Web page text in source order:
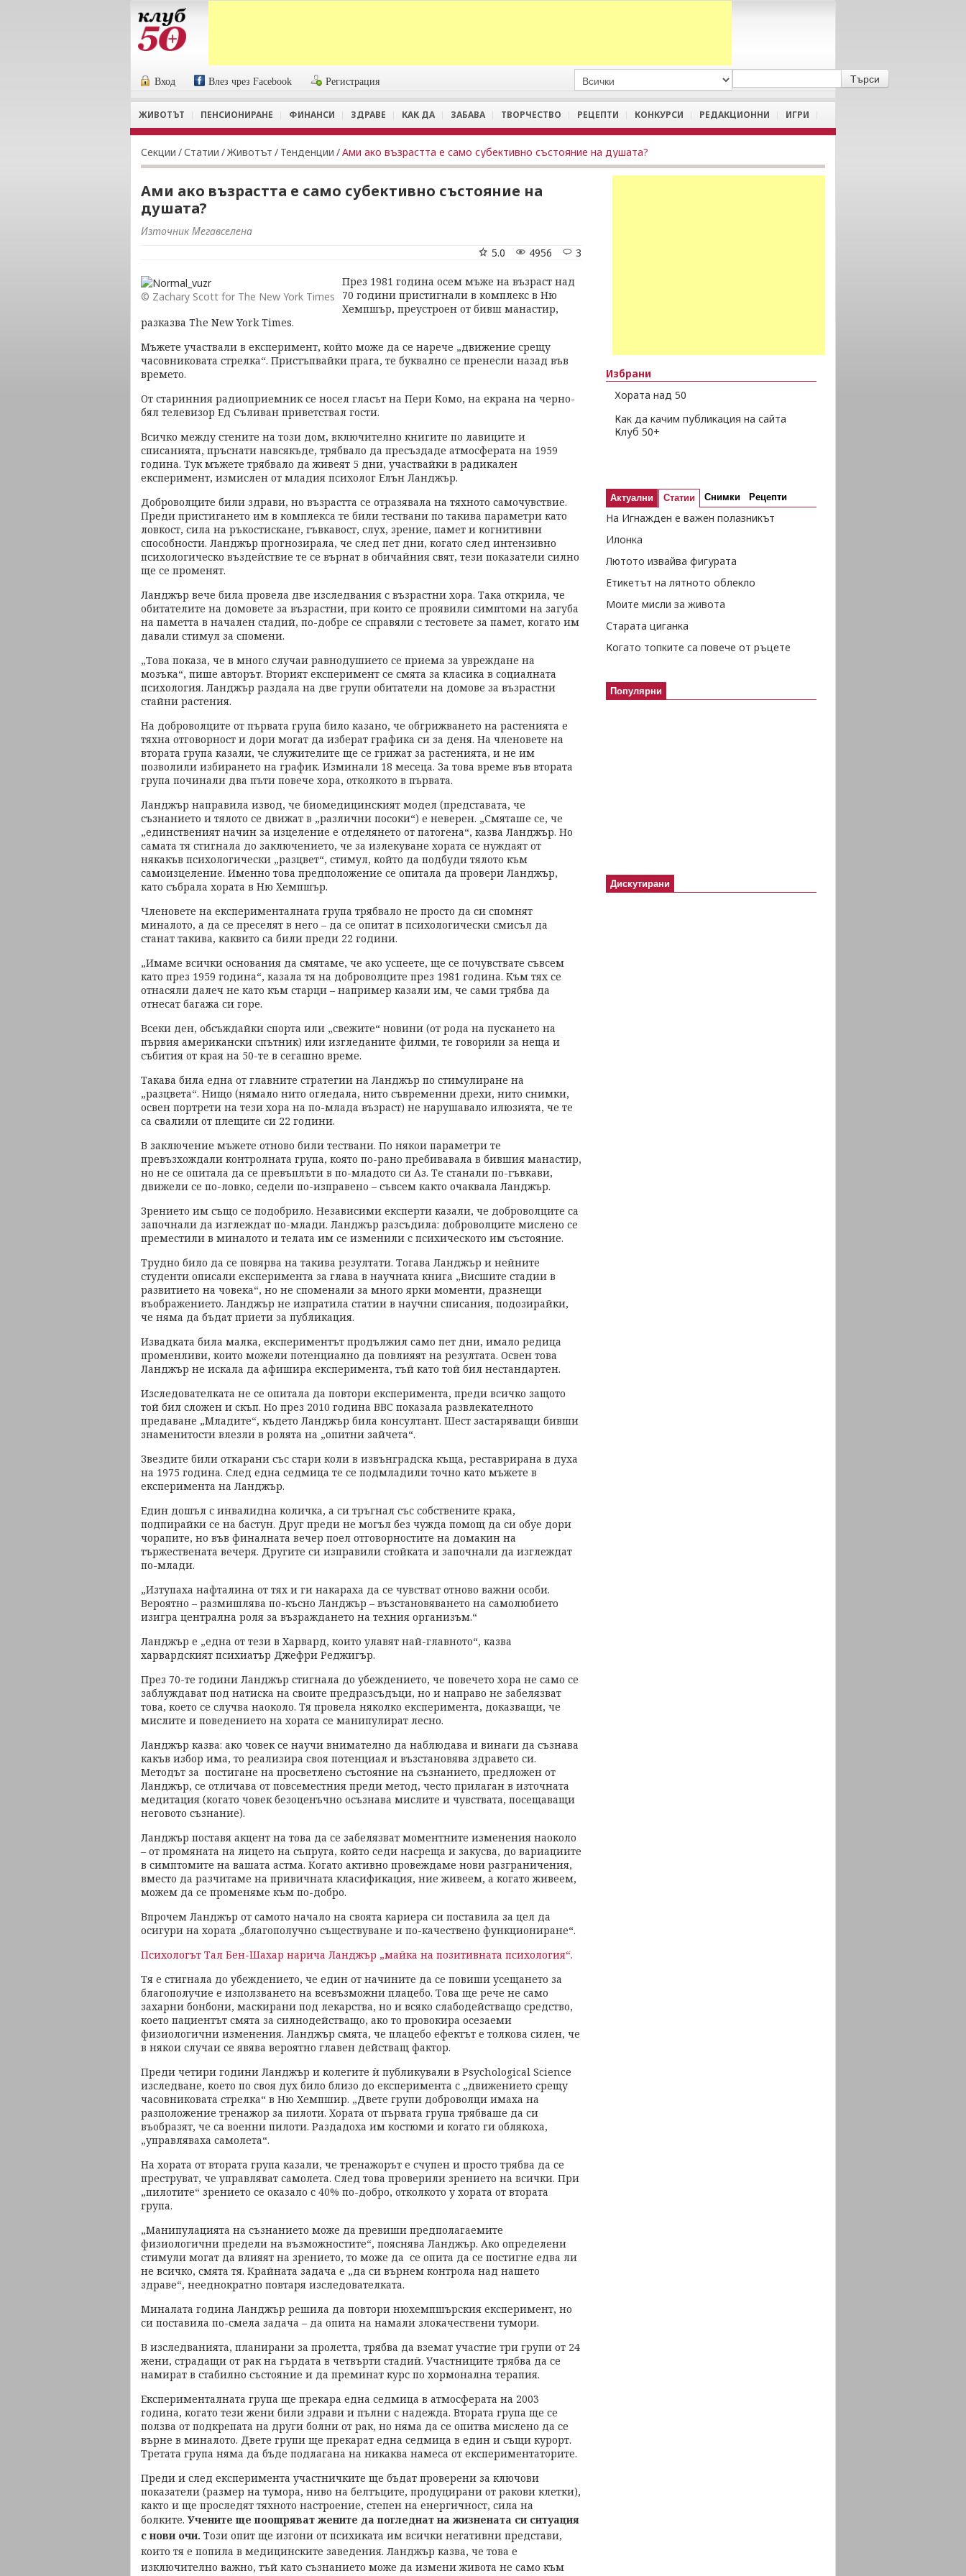
Вход Влез чрез Facebook Регистрация
ЖИВОТЪТ ПЕНСИОНИРАНЕ ФИНАНСИ ЗДРАВЕ КАК ДА ЗАБАВА ТВОРЧЕСТВО РЕЦЕПТИ КОНКУРСИ РЕДАКЦИОННИ ИГРИ
Секции /Статии /Животът / Тенденции /Ами ако възрастта е само субективно състояние на душата?
Ами ако възрастта е само субективно състояние на
душата?
Източник Мегавселена
3
4956
5.0
© Zachary Scott for The New York Times
През 1981 година осем мъже на възраст над
70 години пристигнали в комплекс в Ню
Хемпшър, преустроен от бивш манастир,
разказва The New York Times.
Мъжете участвали в експеримент, който може да се нарече „движение срещу
часовниковата стрелка“. Пристъпвайки прага, те буквално се пренесли назад във
времето.
От старинния радиоприемник се носел гласът на Пери Комо, на екрана на черно-
бял телевизор Ед Съливан приветствал гости.
Всичко между стените на този дом, включително книгите по лавиците и
списанията, пръснати навсякъде, трябвало да пресъздаде атмосферата на 1959
година. Тук мъжете трябвало да живеят 5 дни, участвайки в радикален
експеримент, измислен от младия психолог Елън Ланджър.
Доброволците били здрави, но възрастта се отразявала на тяхното самочувствие.
Преди пристигането им в комплекса те били тествани по такива параметри като
ловкост, сила на ръкостискане, гъвкавост, слух, зрение, памет и когнитивни
способности. Ланджър прогнозирала, че след пет дни, когато след интензивно
психологическо въздействие те се върнат в обичайния свят, тези показатели силно
ще се променят.
Ланджър вече била провела две изследвания с възрастни хора. Така открила, че
обитателите на домовете за възрастни, при които се проявили симптоми на загуба
на паметта в начален стадий, по-добре се справяли с тестовете за памет, когато им
давали стимул за спомени.
„Това показа, че в много случаи равнодушието се приема за увреждане на
мозъка“, пише авторът. Вторият експеримент се смята за класика в социалната
психология. Ланджър раздала на две групи обитатели на домове за възрастни
стайни растения.
На доброволците от първата група било казано, че обгрижването на растенията е
тяхна отговорност и дори могат да изберат графика си за деня. На членовете на
втората група казали, че служителите ще се грижат за растенията, и не им
позволили избирането на график. Изминали 18 месеца. За това време във втората
група починали два пъти повече хора, отколкото в първата.
Ланджър направила извод, че биомедицинският модел (представата, че
съзнанието и тялото се движат в „различни посоки“) е неверен. „Смяташе се, че
„единственият начин за изцеление е отделянето от патогена“, казва Ланджър. Но
самата тя стигнала до заключението, че за излекуване хората се нуждаят от
някакъв психологически „разцвет“, стимул, който да подбуди тялото към
самоизцеление. Именно това предположение се опитала да провери Ланджър,
като събрала хората в Ню Хемпшър.
Членовете на експерименталната група трябвало не просто да си спомнят
миналото, а да се преселят в него – да се опитат в психологически смисъл да
станат такива, каквито са били преди 22 години.
„Имаме всички основания да смятаме, че ако успеете, ще се почувствате съвсем
като през 1959 година“, казала тя на доброволците през 1981 година. Към тях се
отнасяли далеч не като към старци – например казали им, че сами трябва да
отнесат багажа си горе.
Всеки ден, обсъждайки спорта или „свежите“ новини (от рода на пускането на
първия американски спътник) или изгледаните филми, те говорили за неща и
събития от края на 50-те в сегашно време.
Такава била една от главните стратегии на Ланджър по стимулиране на
„разцвета“. Нищо (нямало нито огледала, нито съвременни дрехи, нито снимки,
освен портрети на тези хора на по-млада възраст) не нарушавало илюзията, че те
са свалили от плещите си 22 години.
В заключение мъжете отново били тествани. По някои параметри те
превъзхождали контролната група, която по-рано пребивавала в бившия манастир,
но не се опитала да се превъплъти в по-младото си Аз. Те станали по-гъвкави,
движели се по-ловко, седели по-изправено – съвсем както очаквала Ланджър.
Зрението им също се подобрило. Независими експерти казали, че доброволците са
започнали да изглеждат по-млади. Ланджър разсъдила: доброволците мислено се
преместили в миналото и телата им се изменили с психическото им състояние.
Трудно било да се повярва на такива резултати. Тогава Ланджър и нейните
студенти описали експеримента за глава в научната книга „Висшите стадии в
развитието на човека“, но не споменали за много ярки моменти, дразнещи
въображението. Ланджър не изпратила статии в научни списания, подозирайки,
че няма да бъдат приети за публикация.
Извадката била малка, експериментът продължил само пет дни, имало редица
променливи, които можели потенциално да повлияят на резултата. Освен това
Ланджър не искала да афишира експеримента, тъй като той бил нестандартен.
Изследователката не се опитала да повтори експеримента, преди всичко защото
той бил сложен и скъп. Но през 2010 година ВВС показала развлекателното
предаване „Младите“, където Ланджър била консултант. Шест застаряващи бивши
знаменитости влезли в ролята на „опитни зайчета“.
Звездите били откарани със стари коли в извънградска къща, реставрирана в духа
на 1975 година. След една седмица те се подмладили точно като мъжете в
експеримента на Ланджър.
Един дошъл с инвалидна количка, а си тръгнал със собствените крака,
подпирайки се на бастун. Друг преди не могъл без чужда помощ да си обуе дори
чорапите, но във финалната вечер поел отговорностите на домакин на
тържествената вечеря. Другите си изправили стойката и започнали да изглеждат
по-млади.
„Изтупаха нафталина от тях и ги накараха да се чувстват отново важни особи.
Вероятно – размишлява по-късно Ланджър – възстановяването на самолюбието
изигра централна роля за възраждането на техния организъм.“
Ланджър е „една от тези в Харвард, които улавят най-главното“, казва
харвардският психиатър Джефри Реджигър.
През 70-те години Ланджър стигнала до убеждението, че повечето хора не само се
заблуждават под натиска на своите предразсъдъци, но и направо не забелязват
това, което се случва наоколо. Тя провела няколко експеримента, доказващи, че
мислите и поведението на хората се манипулират лесно.
Ланджър казва: ако човек се научи внимателно да наблюдава и винаги да съзнава
какъв избор има, то реализира своя потенциал и възстановява здравето си.
Методът за постигане на просветлено състояние на съзнанието, предложен от
Ланджър, се отличава от повсеместния преди метод, често прилаган в източната
медитация (когато човек безоценъчно осъзнава мислите и чувствата, посещаващи
неговото съзнание).
Ланджър поставя акцент на това да се забелязват моментните изменения наоколо
– от промяната на лицето на съпруга, който седи насреща и закусва, до вариациите
в симптомите на вашата астма. Когато активно провеждаме нови разграничения,
вместо да разчитаме на привичната класификация, ние живеем, а когато живеем,
можем да се променяме към по-добро.
Впрочем Ланджър от самото начало на своята кариера си поставила за цел да
осигури на хората „благополучно съществуване и по-качествено функциониране“.
Психологът Тал Бен-Шахар нарича Ланджър „майка на позитивната психология“.
Тя е стигнала до убеждението, че един от начините да се повиши усещането за
благополучие е използването на всевъзможни плацебо. Това ще рече не само
захарни бонбони, маскирани под лекарства, но и всяко слабодействащо средство,
което пациентът смята за силнодействащо, ако то провокира осезаеми
физиологични изменения. Ланджър смята, че плацебо ефектът е толкова силен, че
в някои случаи се явява вероятно главен действащ фактор.
Преди четири години Ланджър и колегите ѝ публикували в Psychological Science
изследване, което по своя дух било близо до експеримента с „движението срещу
часовниковата стрелка“ в Ню Хемпшир. „Двете групи доброволци имаха на
разположение тренажор за пилоти. Хората от първата група трябваше да си
въобразят, че са военни пилоти. Раздадоха им костюми и когато ги облякоха,
„управляваха самолета“.
На хората от втората група казали, че тренажорът е счупен и просто трябва да се
преструват, че управляват самолета. След това проверили зрението на всички. При
„пилотите“ зрението се оказало с 40% по-добро, отколкото у хората от втората
група.
„Манипулацията на съзнанието може да превиши предполагаемите
физиологични предели на възможностите“, пояснява Ланджър. Ако определени
стимули могат да влияят на зрението, то може да се опита да се постигне едва ли
не всичко, смята тя. Крайната задача е „да си върнем контрола над нашето
здраве“, нееднократно повтаря изследователката.
Миналата година Ланджър решила да повтори нюхемпшърския експеримент, но
си поставила по-смела задача – да опита на намали злокачествени тумори.
В изследванията, планирани за пролетта, трябва да вземат участие три групи от 24
жени, страдащи от рак на гърдата в четвърти стадий. Участниците трябва да се
намират в стабилно състояние и да преминат курс по хормонална терапия.
Експерименталната група ще прекара една седмица в атмосферата на 2003
година, когато тези жени били здрави и пълни с надежда. Втората група ще се
ползва от подкрепата на други болни от рак, но няма да се опитва мислено да се
върне в миналото. Двете групи ще прекарат една седмица в един и същи курорт.
Третата група няма да бъде подлагана на никаква намеса от експериментаторите.
Преди и след експеримента участничките ще бъдат проверени за ключови
показатели (размер на тумора, ниво на белтъците, продуцирани от ракови клетки),
както и ще проследят тяхното настроение, степен на енергичност, сила на
болките. Учените ще поощряват жените да погледнат на жизнената си ситуация
с нови очи. Този опит ще изгони от психиката им всички негативни представи,
които тя е попила в медицинските заведения. Ланджър казва, че това е
изключително важно, тъй като съзнанието може да измени живота не само към
Избрани
Хората над 50
Как да качим публикация на сайта
Клуб 50+
Актуални Статии Снимки Рецепти
На Игнажден е важен полазникът
Илонка
Лютото извайва фигурата
Етикетът на лятното облекло
Моите мисли за живота
Старата циганка
Когато топките са повече от ръцете
Популярни
Дискутирани